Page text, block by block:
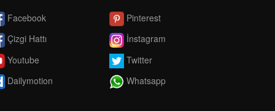
Facebook
Çizgi Hattı
Youtube
Dailymotion
Pinterest
İnstagram
Twitter
Whatsapp